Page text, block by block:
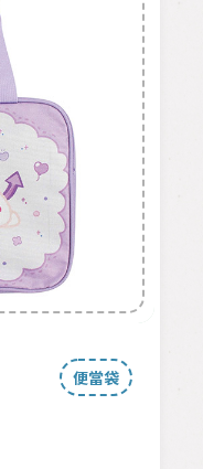
便當袋